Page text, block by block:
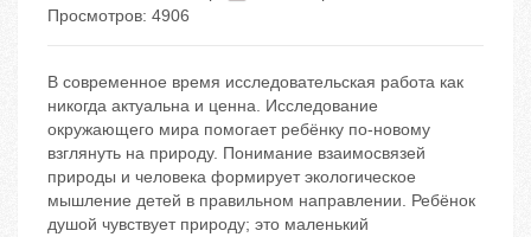
Просмотров: 4906
В современное время исследовательская работа как
никогда актуальна и ценна. Исследование
окружающего мира помогает ребёнку по-новому
взглянуть на природу. Понимание взаимосвязей
природы и человека формирует экологическое
мышление детей в правильном направлении. Ребёнок
душой чувствует природу; это маленький